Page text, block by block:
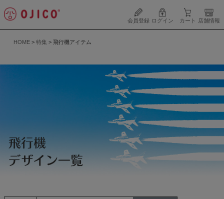
会員登録 ログイン カート 店舗情報
HOME 特集 飛行機アイテム